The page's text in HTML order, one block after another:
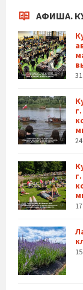
АФИША.